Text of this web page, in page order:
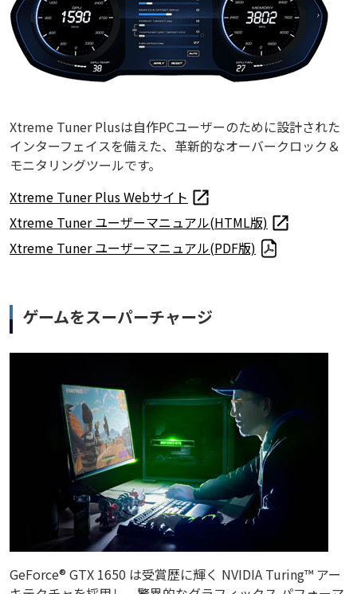
Xtreme Tuner Plusは自作PCユーザーのために設計された
インターフェイスを備えた、革新的なオーバークロック＆
モニタリングツールです。
Xtreme Tuner Plus Webサイト
Xtreme Tuner ユーザーマニュアル(HTML版)
Xtreme Tuner ユーザーマニュアル(PDF版)
ゲームをスーパーチャージ
GeForce® GTX 1650 は受賞歴に輝く NVIDIA Turing™ アー